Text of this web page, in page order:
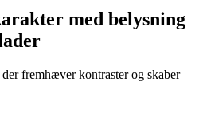
med belysning
fremhæver kontraster og skaber